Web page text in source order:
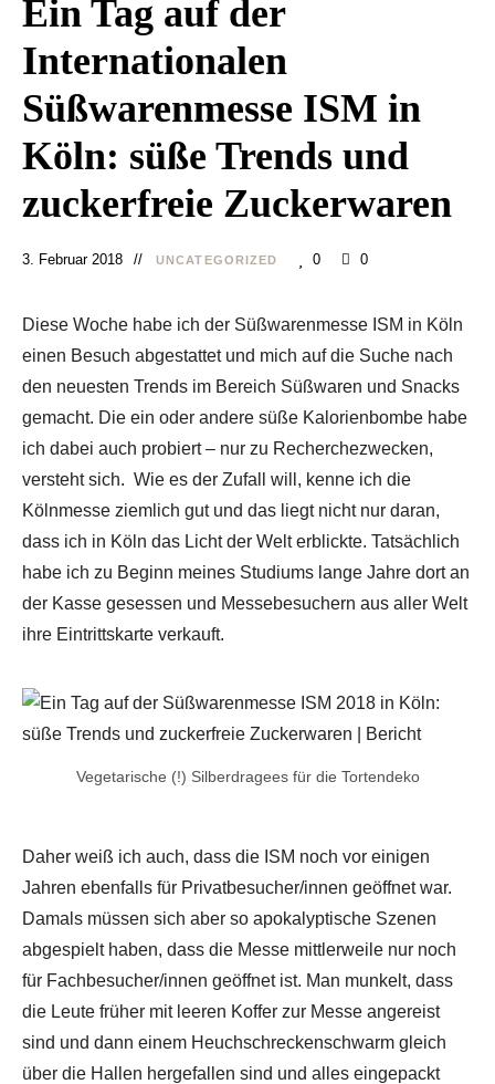
Ein Tag auf der
Internationalen
Süßwarenmesse ISM in
Köln: süße Trends und
zuckerfreie Zuckerwaren
3. Februar 2018 UNCATEGORIZED 0 0
Diese Woche habe ich der Süßwarenmesse ISM in Köln
einen Besuch abgestattet und mich auf die Suche nach
den neuesten Trends im Bereich Süßwaren und Snacks
gemacht. Die ein oder andere süße Kalorienbombe habe
ich dabei auch probiert – nur zu Recherchezwecken,
versteht sich. Wie es der Zufall will, kenne ich die
Kölnmesse ziemlich gut und das liegt nicht nur daran,
dass ich in Köln das Licht der Welt erblickte. Tatsächlich
habe ich zu Beginn meines Studiums lange Jahre dort an
der Kasse gesessen und Messebesuchern aus aller Welt
ihre Eintrittskarte verkauft.
Vegetarische (!) Silberdragees für die Tortendeko
Daher weiß ich auch, dass die ISM noch vor einigen
Jahren ebenfalls für Privatbesucher/innen geöffnet war.
Damals müssen sich aber so apokalyptische Szenen
abgespielt haben, dass die Messe mittlerweile nur noch
für Fachbesucher/innen geöffnet ist. Man munkelt, dass
die Leute früher mit leeren Koffer zur Messe angereist
sind und dann einem Heuchschreckenschwarm gleich
über die Hallen hergefallen sind und alles eingepackt